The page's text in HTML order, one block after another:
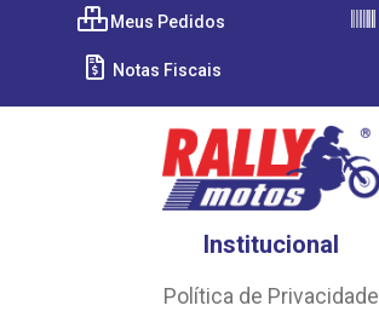
Meus Pedidos
Notas Fiscais
Institucional
Política de Privacidade